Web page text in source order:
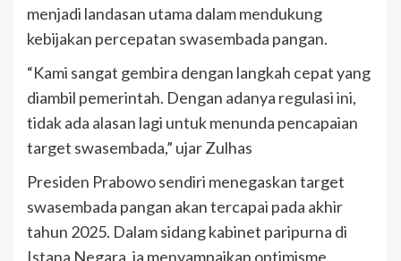
menjadi landasan utama dalam mendukung
kebijakan percepatan swasembada pangan.
“Kami sangat gembira dengan langkah cepat yang
diambil pemerintah. Dengan adanya regulasi ini,
tidak ada alasan lagi untuk menunda pencapaian
target swasembada,” ujar Zulhas
Presiden Prabowo sendiri menegaskan target
swasembada pangan akan tercapai pada akhir
tahun 2025. Dalam sidang kabinet paripurna di
Istana Negara, ia menyampaikan optimisme